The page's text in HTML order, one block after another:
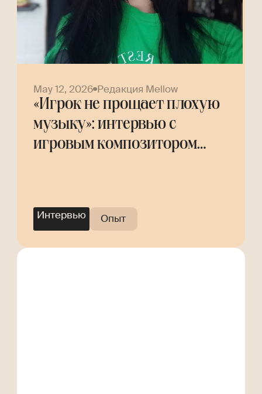
May 12, 2026 Редакция Mellow
«Игрок не прощает плохую
музыку»: интервью с
игровым композитором
Интервью Опыт